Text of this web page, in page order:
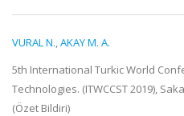
VURAL N.,AKAY M. A.
5th International Turkic World
Technologies. (ITWCCST 2019),
(Özet Bildiri)